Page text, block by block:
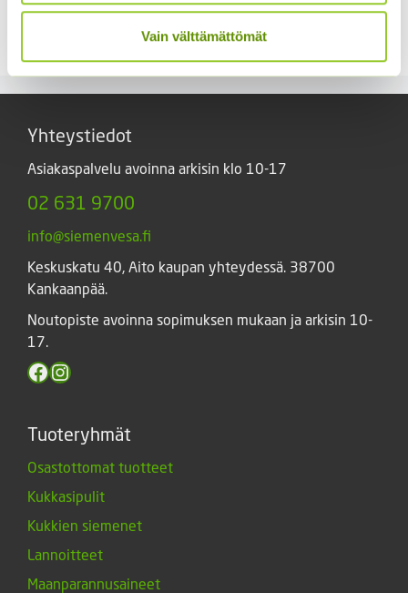
Vain välttämättömät
Sperli Dalli
Sisältää arvonlisäveron
Sweetheart (an)
2,80€ Sisältää arvonlisäveron
Yhteystiedot
Asiakaspalvelu avoinna arkisin klo 10-17
02 631 9700
info@siemenvesa.fi
Keskuskatu 40, Aito kaupan yhteydessä. 38700
Kankaanpää.
Noutopiste avoinna sopimuksen mukaan ja arkisin 10-
17.
Facebook
Instagram
Tuoteryhmät
Osastottomat tuotteet
Kukkasipulit
Kukkien siemenet
Lannoitteet
Maanparannusaineet